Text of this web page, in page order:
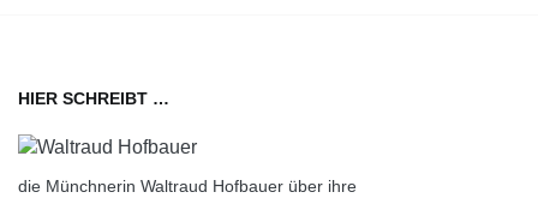
HIER SCHREIBT …
die Münchnerin Waltraud Hofbauer über ihre